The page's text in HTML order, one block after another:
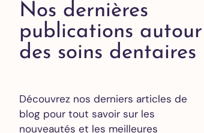
Nos dernières
publications autour
des soins dentaires
Découvrez nos derniers articles de
blog pour tout savoir sur les
nouveautés et les meilleures